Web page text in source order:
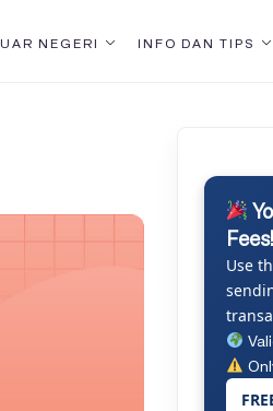
NEGERI INFO DAN TIPS
Fees!
Use